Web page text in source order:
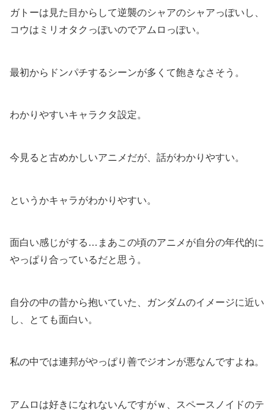
ガトーは見た目からして逆襲のシャアのシャアっぽいし、
コウはミリオタクっぽいのでアムロっぽい。
最初からドンパチするシーンが多くて飽きなさそう。
わかりやすいキャラクタ設定。
今見ると古めかしいアニメだが、話がわかりやすい。
というかキャラがわかりやすい。
面白い感じがする…まあこの頃のアニメが自分の年代的に
やっぱり合っているだと思う。
自分の中の昔から抱いていた、ガンダムのイメージに近い
し、とても面白い。
私の中では連邦がやっぱり善でジオンが悪なんですよね。
アムロは好きになれないんですがｗ、スペースノイドのテ